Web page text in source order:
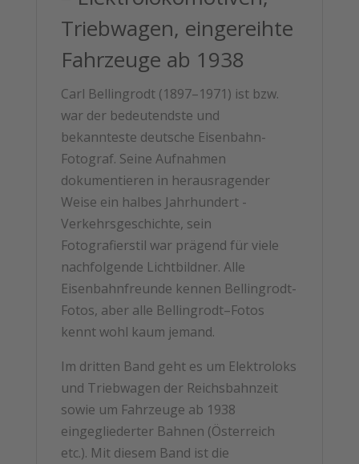
Triebwagen, eingereihte
Fahrzeuge ab 1938
Carl Bellingrodt (1897–1971) ist bzw.
war der bedeutendste und
bekannteste deutsche Eisenbahn-
Fotograf. Seine Aufnahmen
dokumentieren in herausragender
Weise ein halbes Jahrhundert -
Verkehrsgeschichte, sein
Fotografierstil war prägend für viele
nachfolgende Lichtbildner. Alle
Eisenbahnfreunde kennen Bellingrodt-
Fotos, aber alle Bellingrodt–Fotos
kennt wohl kaum jemand.
Im dritten Band geht es um Elektroloks
und Triebwagen der Reichsbahnzeit
sowie um Fahrzeuge ab 1938
eingegliederter Bahnen (Österreich
etc.). Mit diesem Band ist die